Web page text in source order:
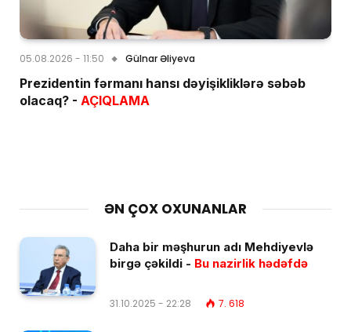
05.08.2026 - 11:50 Gülnar Əliyeva
Prezidentin fərmanı hansı dəyişikliklərə səbəb
olacaq? - AÇIQLAMA
ƏN ÇOX OXUNANLAR
Daha bir məşhurun adı Mehdiyevlə
birgə çəkildi - Bu nazirlik hədəfdə
31.10.2025 - 22:28 7. 618